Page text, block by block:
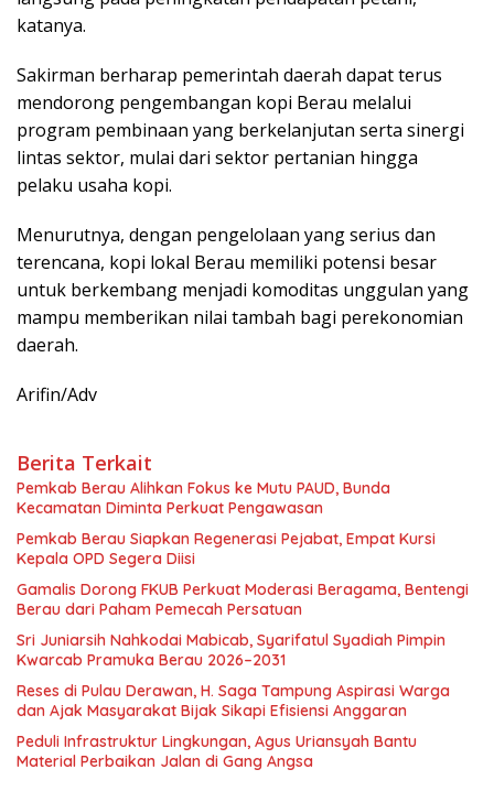
katanya.
Sakirman berharap pemerintah daerah dapat terus
mendorong pengembangan kopi Berau melalui
program pembinaan yang berkelanjutan serta sinergi
lintas sektor, mulai dari sektor pertanian hingga
pelaku usaha kopi.
Menurutnya, dengan pengelolaan yang serius dan
terencana, kopi lokal Berau memiliki potensi besar
untuk berkembang menjadi komoditas unggulan yang
mampu memberikan nilai tambah bagi perekonomian
daerah.
Arifin/Adv
Berita Terkait
Pemkab Berau Alihkan Fokus ke Mutu PAUD, Bunda
Kecamatan Diminta Perkuat Pengawasan
Pemkab Berau Siapkan Regenerasi Pejabat, Empat Kursi
Kepala OPD Segera Diisi
Gamalis Dorong FKUB Perkuat Moderasi Beragama, Bentengi
Berau dari Paham Pemecah Persatuan
Sri Juniarsih Nahkodai Mabicab, Syarifatul Syadiah Pimpin
Kwarcab Pramuka Berau 2026–2031
Reses di Pulau Derawan, H. Saga Tampung Aspirasi Warga
dan Ajak Masyarakat Bijak Sikapi Efisiensi Anggaran
Peduli Infrastruktur Lingkungan, Agus Uriansyah Bantu
Material Perbaikan Jalan di Gang Angsa